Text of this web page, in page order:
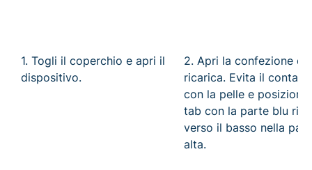
1. Togli il coperchio e apri il
dispositivo.
2. Apri la confezione
ricarica. Evita il
con la pelle e posiziona
tab con la parte blu
verso il basso nella
alta.